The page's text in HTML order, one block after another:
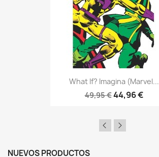
What If? Imagina (Marvel...
49,95 €44,96 €
NUEVOS PRODUCTOS